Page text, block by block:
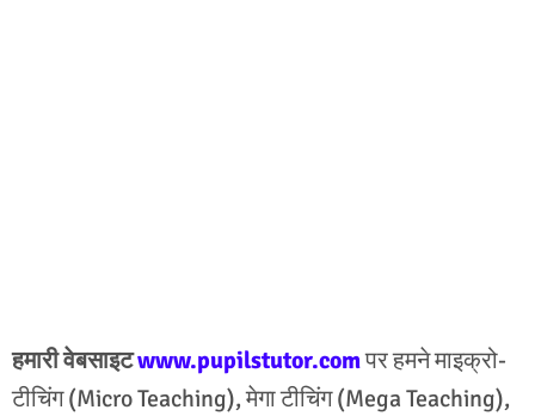
हमारी वेबसाइटwww.pupilstutor.comपर हमने माइक्रो-
टीचिंग (Micro Teaching), मेगा टीचिंग (Mega Teaching),